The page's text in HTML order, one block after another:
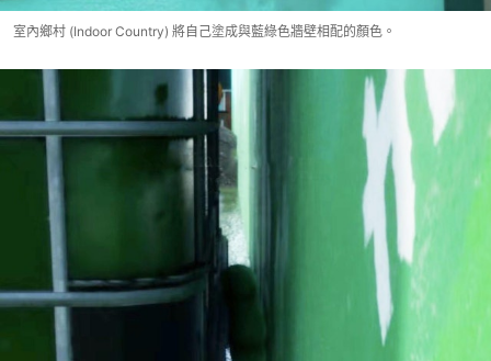
室內鄉村 (Indoor Country) 將自己塗成與藍綠色牆壁相配的顏色。